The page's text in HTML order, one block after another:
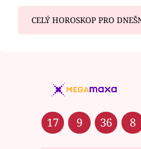
CELÝ HOROSKOP PRO
17 9 36 8